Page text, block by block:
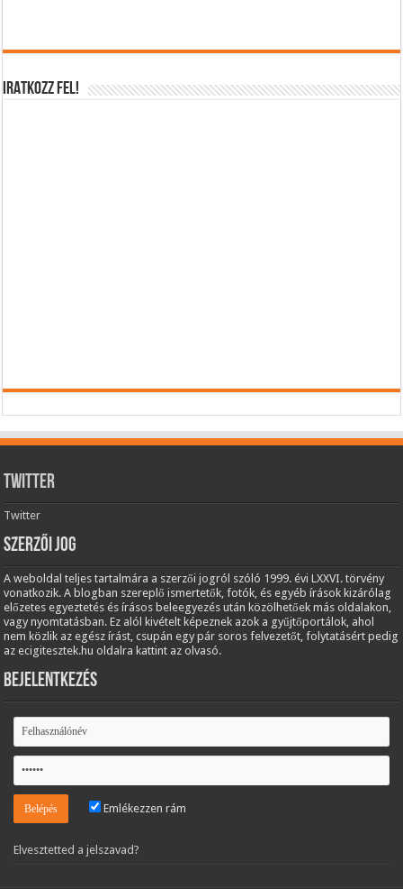
IRATKOZZ FEL!
Twitter
Twitter
Szerzői jog
A weboldal teljes tartalmára a szerzői jogról szóló 1999. évi LXXVI. törvény
vonatkozik. A blogban szereplő ismertetők, fotók, és egyéb írások kizárólag
előzetes egyeztetés és írásos beleegyezés után közölhetőek más oldalakon,
vagy nyomtatásban. Ez alól kivételt képeznek azok a gyűjtőportálok, ahol
nem közlik az egész írást, csupán egy pár soros felvezetőt, folytatásért pedig
az ecigitesztek.hu oldalra kattint az olvasó.
Bejelentkezés
Emlékezzen rám
Elvesztetted a jelszavad?